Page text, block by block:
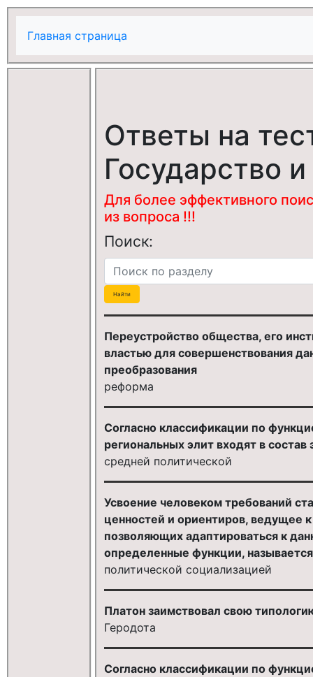
Главная страница
Ответы на
Государство
Для более эффективного
из вопроса !!!
Поиск:
Переустройство общества, его
властью для совершенствования
преобразования
реформа
Согласно классификации по
региональных элит входят в
средней политической
Усвоение человеком требований
ценностей и ориентиров, ведущее
позволяющих адаптироваться к
определенные функции,
политической социализацией
Платон заимствовал свою
Геродота
Согласно классификации по